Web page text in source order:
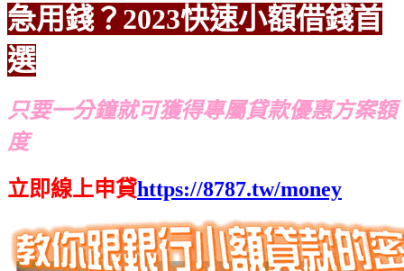
急用錢？2023快速小額借錢首
選
只要一分鐘就可獲得專屬貸款優惠方案額
度
立即線上申貸https://8787.tw/money